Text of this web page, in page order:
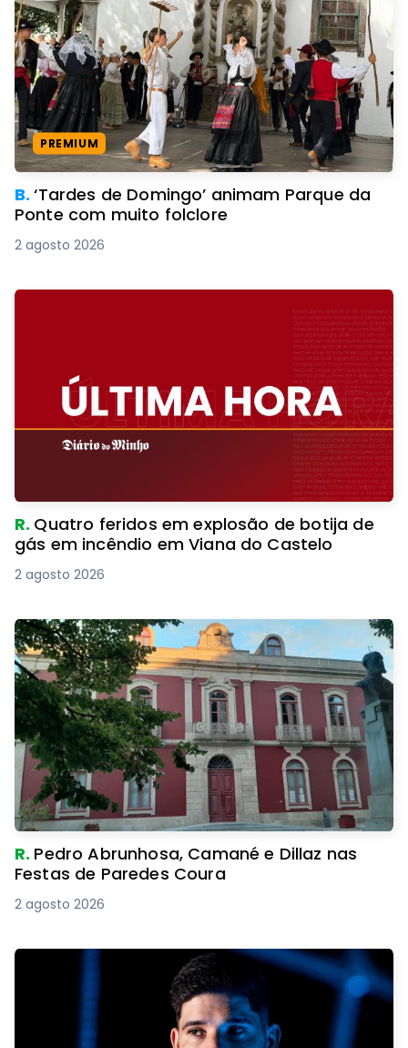
PREMIUM
B.‘Tardes de Domingo’ animam Parque da
Ponte com muito folclore
2 agosto 2026
R. Quatro feridos em explosão de botija de
gás em incêndio em Viana do Castelo
2 agosto 2026
R. Pedro Abrunhosa, Camané e Dillaz nas
Festas de Paredes Coura
2 agosto 2026